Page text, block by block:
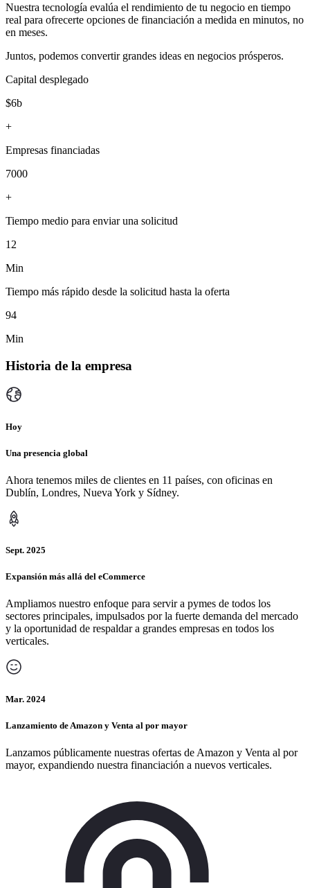
Nuestra tecnología evalúa el rendimiento de tu negocio en tiempo
real para ofrecerte opciones de financiación a medida en minutos, no
en meses.
Juntos, podemos convertir grandes ideas en negocios prósperos.
Capital desplegado
$6b
+
Empresas financiadas
7000
+
Tiempo medio para enviar una solicitud
12
Min
Tiempo más rápido desde la solicitud hasta la oferta
94
Min
Historia de la empresa
Hoy
Una presencia global
Ahora tenemos miles de clientes en 11 países, con oficinas en
Dublín, Londres, Nueva York y Sídney.
Sept. 2025
Expansión más allá del eCommerce
Ampliamos nuestro enfoque para servir a pymes de todos los
sectores principales, impulsados por la fuerte demanda del mercado
y la oportunidad de respaldar a grandes empresas en todos los
verticales.
Mar. 2024
Lanzamiento de Amazon y Venta al por mayor
Lanzamos públicamente nuestras ofertas de Amazon y Venta al por
mayor, expandiendo nuestra financiación a nuevos verticales.